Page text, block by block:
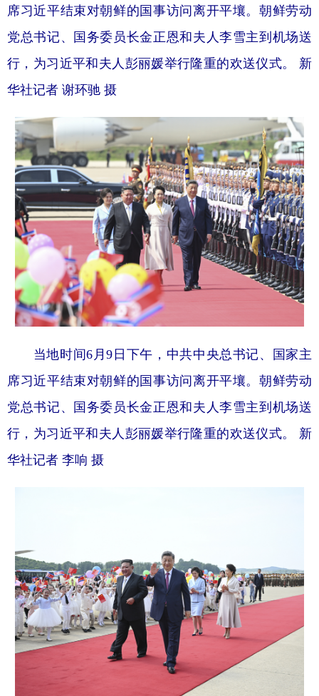
席习近平结束对朝鲜的国事访问离开平壤。朝鲜劳动
党总书记、国务委员长金正恩和夫人李雪主到机场送
行，为习近平和夫人彭丽媛举行隆重的欢送仪式。 新
华社记者 谢环驰 摄
当地时间6月9日下午，中共中央总书记、国家主
席习近平结束对朝鲜的国事访问离开平壤。朝鲜劳动
党总书记、国务委员长金正恩和夫人李雪主到机场送
行，为习近平和夫人彭丽媛举行隆重的欢送仪式。 新
华社记者 李响 摄